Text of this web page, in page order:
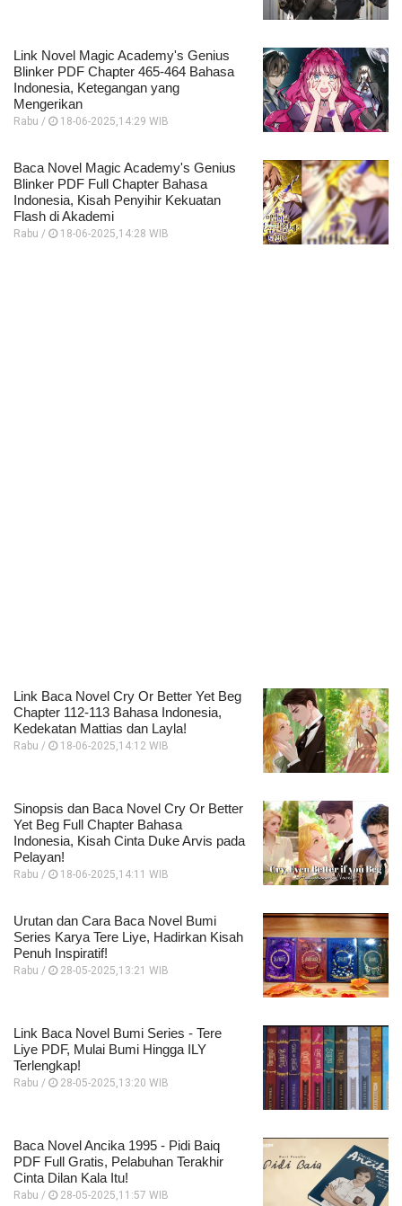
Link Novel Magic Academy's Genius
Blinker PDF Chapter 465-464 Bahasa
Indonesia, Ketegangan yang
Mengerikan
Rabu / 18-06-2025,14:29 WIB
Baca Novel Magic Academy's Genius
Blinker PDF Full Chapter Bahasa
Indonesia, Kisah Penyihir Kekuatan
Flash di Akademi
Rabu / 18-06-2025,14:28 WIB
Link Baca Novel Cry Or Better Yet Beg
Chapter 112-113 Bahasa Indonesia,
Kedekatan Mattias dan Layla!
Rabu / 18-06-2025,14:12 WIB
Sinopsis dan Baca Novel Cry Or Better
Yet Beg Full Chapter Bahasa
Indonesia, Kisah Cinta Duke Arvis pada
Pelayan!
Rabu / 18-06-2025,14:11 WIB
Urutan dan Cara Baca Novel Bumi
Series Karya Tere Liye, Hadirkan Kisah
Penuh Inspiratif!
Rabu / 28-05-2025,13:21 WIB
Link Baca Novel Bumi Series - Tere
Liye PDF, Mulai Bumi Hingga ILY
Terlengkap!
Rabu / 28-05-2025,13:20 WIB
Baca Novel Ancika 1995 - Pidi Baiq
PDF Full Gratis, Pelabuhan Terakhir
Cinta Dilan Kala Itu!
Rabu / 28-05-2025,11:57 WIB